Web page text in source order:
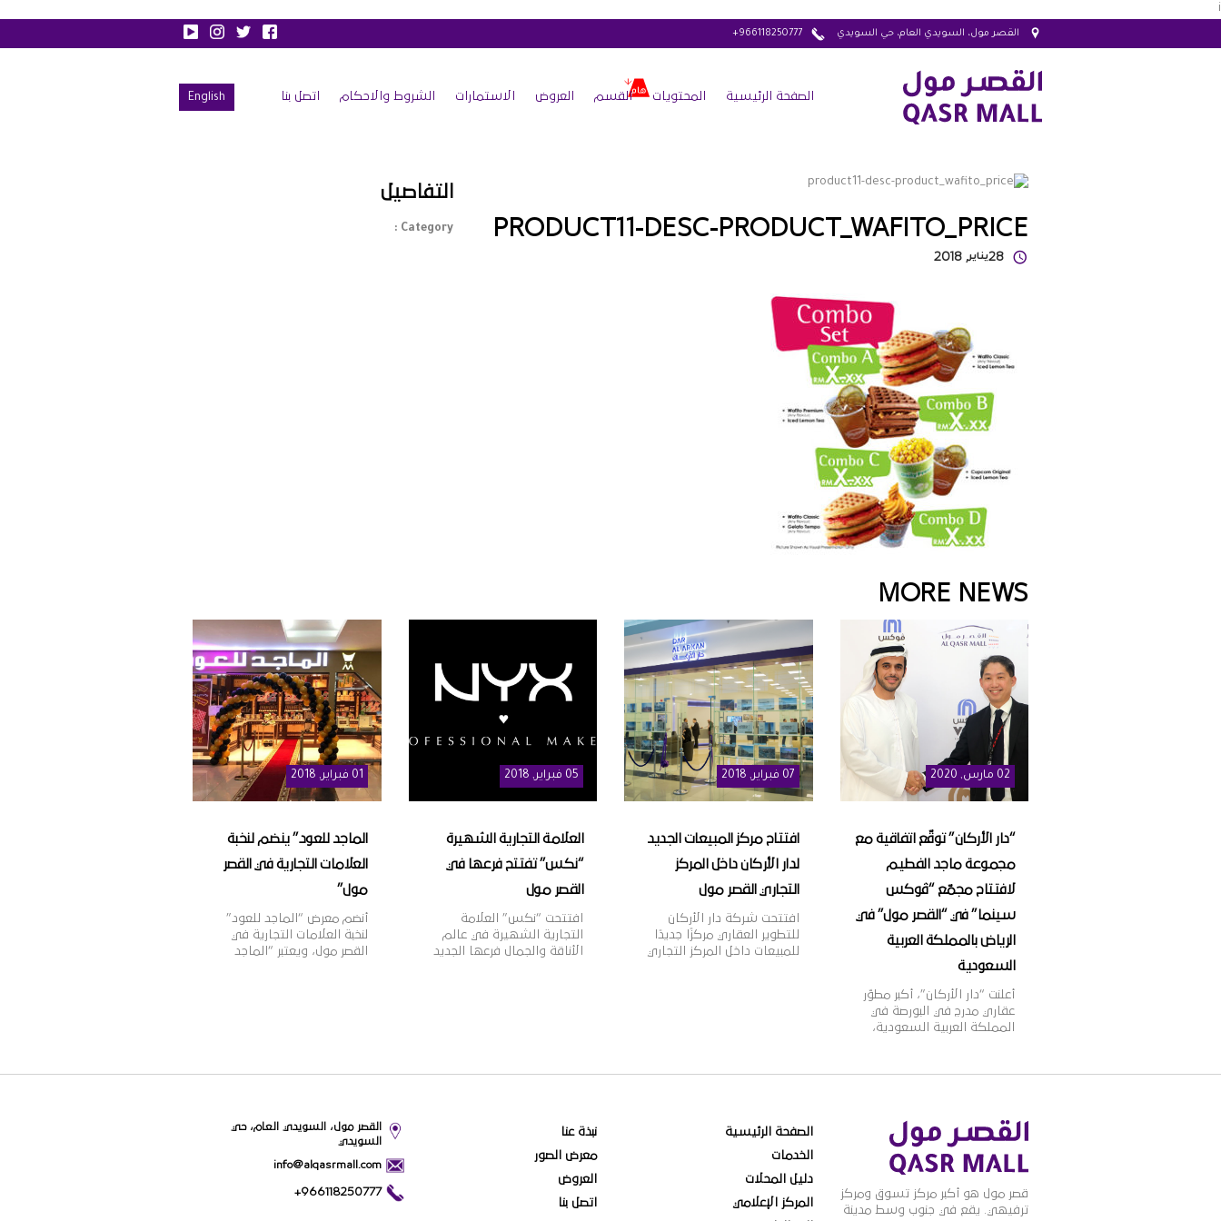
i
القصر مول، السويدي العام، حي السويدي +966118250777
الصفحة الرئيسية المحتويات القسم العروض الاستمارات الشروط والاحكام اتصل بنا English
PRODUCT11-DESC-PRODUCT_WAFITO_PRICE
28يناير, 2018
التفاصيل
Category :
MORE NEWS
02 مارس, 2020
“دار الأركان” توقّع اتفاقية مع
مجموعة ماجد الفطيم
لافتتاح مجمّع “ڤوكس
سينما” في “القصر مول” في
الرياض بالمملكة العربية
السعودية
أعلنت “دار الأركان”، أكبر مطوّر
عقاري مدرج في البورصة في
المملكة العربية السعودية،
الشركة الرائدة في مجال تطوير
والترفيه على مستوى منطقة
الشرق الأوسط وأفريقيا
وآسيا، وذلك لافتتاح مجمّع
دور عرض “ڤوكس سينما” في
المملكة العربية السعودية.
وقد تمّ توقيع […]
07 فبراير, 2018
افتتاح مركز المبيعات الجديد
لدار الأركان داخل المركز
التجاري القصر مول
افتتحت شركة دار الأركان
للتطوير العقاري مركزًا جديدًا
للمبيعات داخل المركز التجاري
المملكة العربية السعودية […]
05 فبراير, 2018
العلامة التجارية الشهيرة
“نكس” تفتتح فرعها في
القصر مول
افتتحت “نكس” العلامة
التجارية الشهيرة في عالم
الأناقة والجمال فرعها الجديد
عالمية وواحدة […]
01 فبراير, 2018
الماجد للعود” ينضم لنخبة
العلامات التجارية في القصر
مول”
أنضم معرض “الماجد للعود”
لنخبة العلامات التجارية في
القصر مول، ويعتبر “الماجد
ورغبات عملائها.
قصر مول هو أكبر مركز تسوق ومركز
ترفيهي. يقع في جنوب وسط مدينة
الصفحة الرئيسية
الخدمات
دليل المحلات
المركز الإعلامي
نبذة عنا
معرض الصور
العروض
اتصل بنا
القصر مول، السويدي العام، حي
السويدي
info@alqasrmall.com
+966118250777